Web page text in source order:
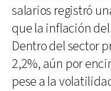
salarios registró
que la inflación
Dentro del sector
2,2%, aún por
pese a la